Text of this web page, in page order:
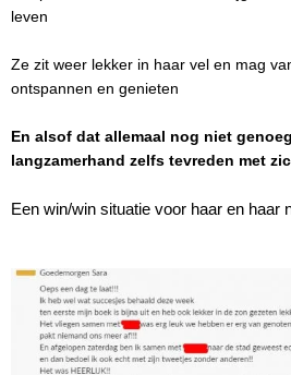
leven
Ze zit weer lekker in haar vel en mag
ontspannen en genieten
En alsof dat allemaal nog niet
langzamerhand zelfs tevreden met
Een win/win situatie voor haar en haar